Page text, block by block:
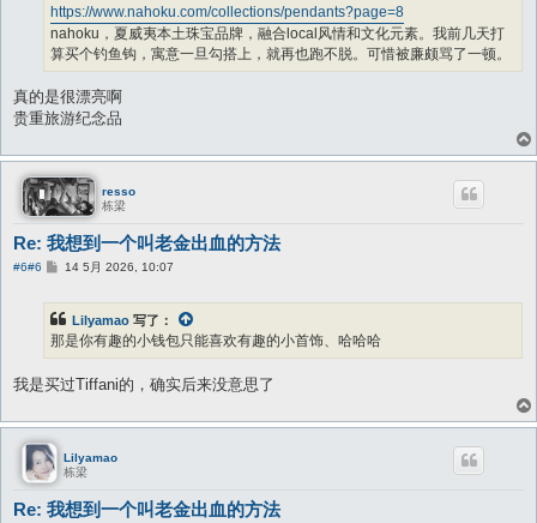
https://www.nahoku.com/collections/pendants?page=8
nahoku，夏威夷本土珠宝品牌，融合local风情和文化元素。我前几天打
算买个钓鱼钩，寓意一旦勾搭上，就再也跑不脱。可惜被廉颇骂了一顿。
真的是很漂亮啊
贵重旅游纪念品
resso
栋梁
Re: 我想到一个叫老金出血的方法
#6#6
帖14 5月 2026, 10:07
Lilyamao 写了：
那是你有趣的小钱包只能喜欢有趣的小首饰、哈哈哈
我是买过Tiffani的，确实后来没意思了
Lilyamao
栋梁
Re: 我想到一个叫老金出血的方法